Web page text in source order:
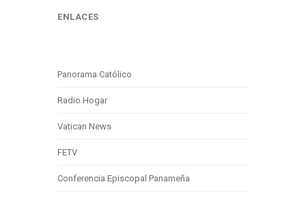
ENLACES
Panorama Católico
Radio Hogar
Vatican News
FETV
Conferencia Episcopal Panameña